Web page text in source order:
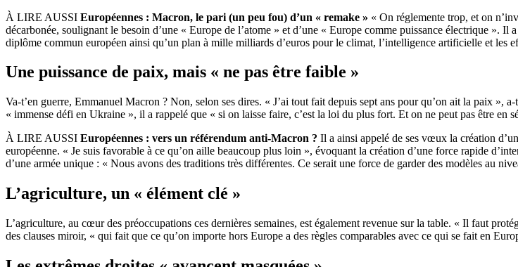
À LIRE AUSSI Européennes : Macron, le pari (un peu fou) d’un « remake » « On réglemente trop, et on
décarbonée, soulignant le besoin d’une « Europe de l’atome » et d’une « Europe comme puissance électrique ».
diplôme commun européen ainsi qu’un plan à mille milliards d’euros pour le climat, l’intelligence artificielle et les
Une puissance de paix, mais « ne pas être faible »
Va-t’en guerre, Emmanuel Macron ? Non, selon ses dires. « J’ai tout fait depuis sept ans pour qu’on ait la paix »,
« immense défi en Ukraine », il a rappelé que « si on laisse faire, c’est la loi du plus fort. Et on ne peut pas être
À LIRE AUSSI Européennes : vers un référendum anti-Macron ? Il a ainsi appelé de ses vœux la création
européenne. « Je suis favorable à ce qu’on aille beaucoup plus loin », évoquant la création d’une force rapide
d’une armée unique : « Nous avons des traditions très différentes. Ce serait une force de garder des modèles au
L’agriculture, un « élément clé »
L’agriculture, au cœur des préoccupations ces dernières semaines, est également revenue sur la table. « Il faut
des clauses miroir, « qui fait que ce qu’on importe hors Europe a des règles comparables avec ce qui se fait en